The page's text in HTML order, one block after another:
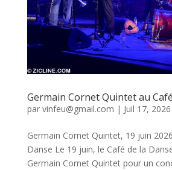
Germain Cornet Quintet au
par vinfeu@gmail.com | Juil 17, 2026
Germain Cornet Quintet, 19 juin
Danse Le 19 juin, le Café de la
Germain Cornet Quintet pour un